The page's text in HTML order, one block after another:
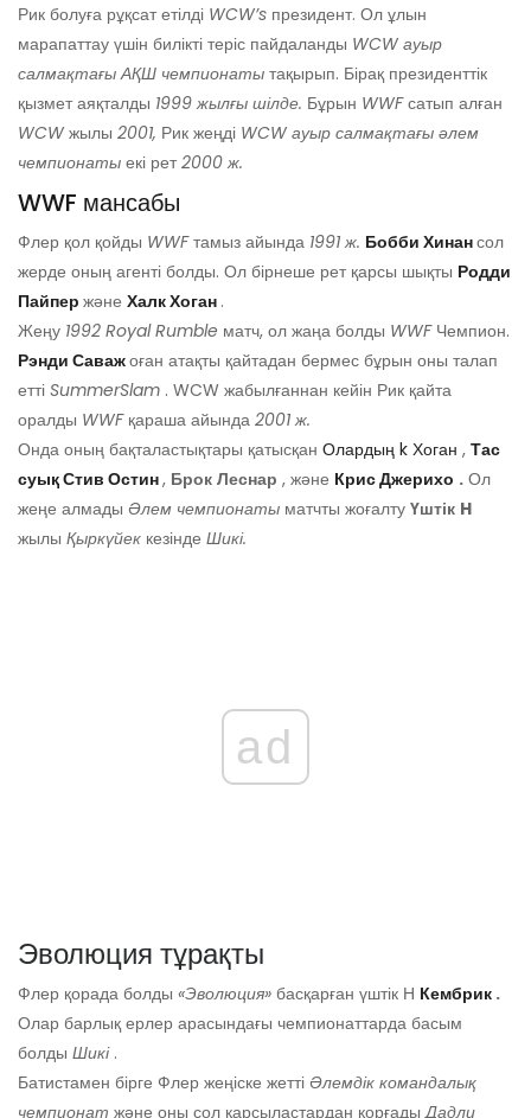
Рик болуға рұқсат етілді WCW’s президент. Ол ұлын
марапаттау үшін билікті теріс пайдаланды WCW ауыр
салмақтағы АҚШ чемпионаты тақырып. Бірақ президенттік
қызмет аяқталды 1999 жылғы шілде. Бұрын WWFсатып алған
WCW жылы 2001, Рик жеңді WCW ауыр салмақтағы әлем
чемпионаты екі рет2000 ж.
WWF мансабы
Флер қол қойды WWFтамыз айында 1991 ж. Бобби Хинансол
жерде оның агенті болды. Ол бірнеше рет қарсы шықты Родди
Пайпер және Халк Хоган .
Жеңу 1992 Royal Rumble матч, ол жаңа болды WWFЧемпион.
Рэнди Саважоған атақты қайтадан бермес бұрын оны талап
етті SummerSlam . WCW жабылғаннан кейін Рик қайта
оралды WWFқараша айында 2001 ж.
Онда оның бақталастықтары қатысқан Олардың k Хоган , Тас
суық Стив Остин, Брок Леснар , және Крис Джерихо . Ол
жеңе алмады Әлем чемпионаты матчты жоғалту Үштік H
жылы Қыркүйек кезінде Шикі.
ad
Эволюция тұрақты
Флер қорада болды «Эволюция» басқарған үштік Н Кембрик .
Олар барлық ерлер арасындағы чемпионаттарда басым
болды Шикі.
Батистамен бірге Флер жеңіске жетті Әлемдік командалық
чемпионат және оны сол қарсыластардан қорғадыДадли